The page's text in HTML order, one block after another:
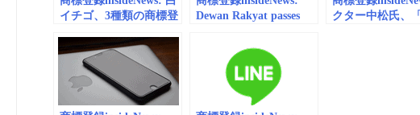
イチゴ、3種類の商標登
新品種 – 毎日新聞
Dewan Rakyat passes
Malaysia | Malay Mail
クター中松氏、